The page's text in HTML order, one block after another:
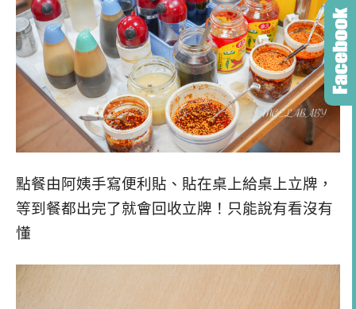
點餐由阿姨手寫便利貼、貼在桌上給桌上立牌，
等到餐都出完了就會回收立牌！只能說有看沒有
懂